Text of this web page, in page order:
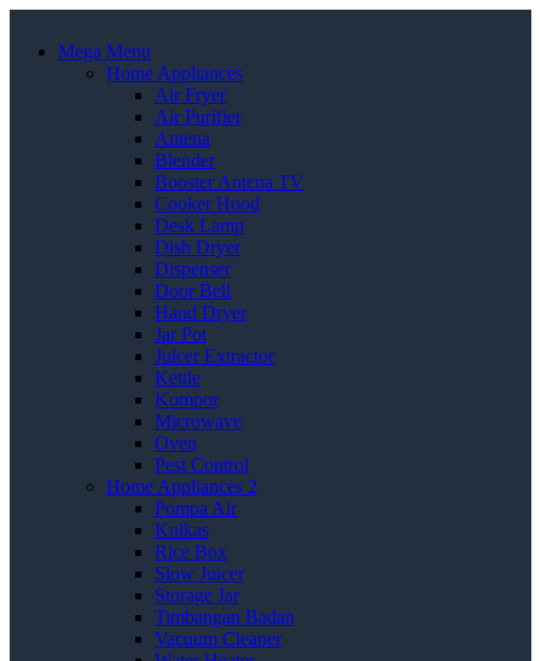
Mega Menu
Home Appliances
Air Fryer
Air Purifier
Antena
Blender
Booster Antena TV
Cooker Hood
Desk Lamp
Dish Dryer
Dispenser
Door Bell
Hand Dryer
Jar Pot
Juicer Extractor
Kettle
Kompor
Microwave
Oven
Pest Control
Home Appliances 2
Pompa Air
Kulkas
Rice Box
Slow Juicer
Storage Jar
Timbangan Badan
Vacuum Cleaner